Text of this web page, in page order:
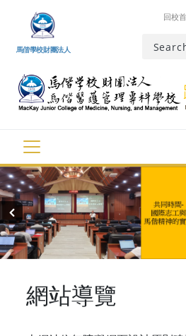
跳到主要內容
馬偕學校財團法人
回校
‹
網站導覽